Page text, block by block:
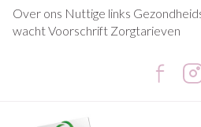
Over ons Nuttige links
wachtVoorschrift Zorgtarieven